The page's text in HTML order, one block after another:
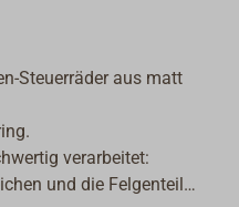
Steuerräder aus matt
verarbeitet:
und die Felgenteile